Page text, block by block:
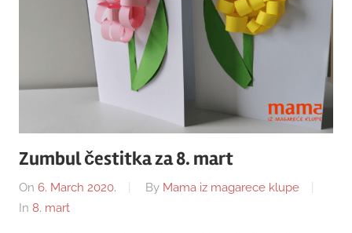
Zumbul čestitka za 8. mart
On 6. March 2020. By Mama iz magarece klupe
In 8. mart